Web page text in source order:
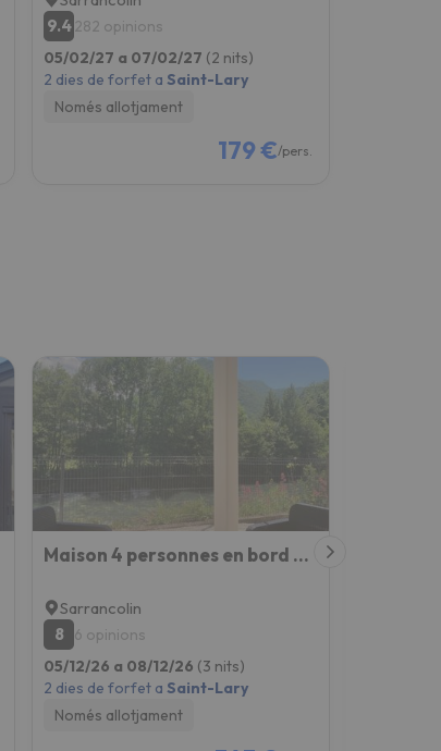
9.4282 opinions
05/02/27 a 07/02/27 (2 nits)
2 dies de forfet aSaint-Lary
Només allotjament
179 €/pers.
Maison 4 personnes en bord de rivière
Sarrancolin
8
6 opinions
05/12/26 a 08/12/26 (3 nits)
2 dies de forfet aSaint-Lary
Només allotjament